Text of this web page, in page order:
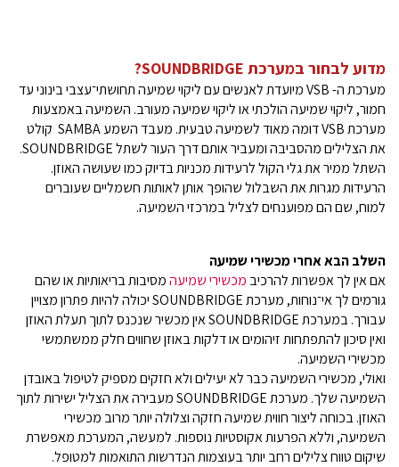
מדוע לבחור במערכת SOUNDBRIDGE?
מערכת ה- VSB מיועדת לאנשים עם ליקוי שמיעה תחושתי־עצבי בינוני עד
חמור, ליקוי שמיעה הולכתי או ליקוי שמיעה מעורב. השמיעה באמצעות
מערכת VSB דומה מאוד לשמיעה טבעית. מעבד השמע SAMBA קולט
את הצלילים מהסביבה ומעביר אותם דרך העור לשתל SOUNDBRIDGE.
השתל ממיר את גלי הקול לרעידות מכניות בדיוק כמו שעושה האוזן.
הרעידות מגרות את השבלול שהופך אותן לאותות חשמליים שעוברים
למוח, שם הם מפוענחים לצליל במרכזי השמיעה.
השלב הבא אחרי מכשירי שמיעה
אם אין לך אפשרות להרכיב מכשירי שמיעהמסיבות בריאותיות או שהם
גורמים לך אי־נוחות, מערכת SOUNDBRIDGE יכולה להיות פתרון מצויין
עבורך. במערכת SOUNDBRIDGE אין מכשיר שנכנס לתוך תעלת האוזן
ואין סיכון להתפתחות זיהומים או דלקות באוזן שחווים חלק ממשתמשי
מכשירי השמיעה.
ואולי, מכשירי השמיעה כבר לא יעילים ולא חזקים מספיק לטיפול באובדן
השמיעה שלך. מערכת SOUNDBRIDGE מעבירה את הצליל ישירות לתוך
האוזן. בכוחה ליצור חווית שמיעה חזקה וצלולה יותר מרוב מכשירי
השמיעה, וללא הפרעות אקוסטיות נוספות. למעשה, המערכת מאפשרת
שיקום טווח צלילים רחב יותר בעוצמות הנדרשות התואמות למטופל.